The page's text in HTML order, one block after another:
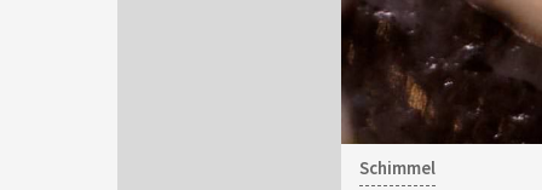
Schimmel